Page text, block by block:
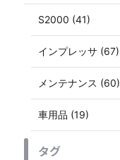
S2000 (41)
インプレッサ (67)
メンテナンス (60)
車用品 (19)
タグ